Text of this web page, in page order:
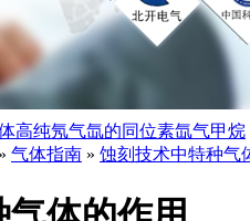
高纯氖气氙的同位素氙气甲烷
» 气体指南 » 蚀刻技术中特种气